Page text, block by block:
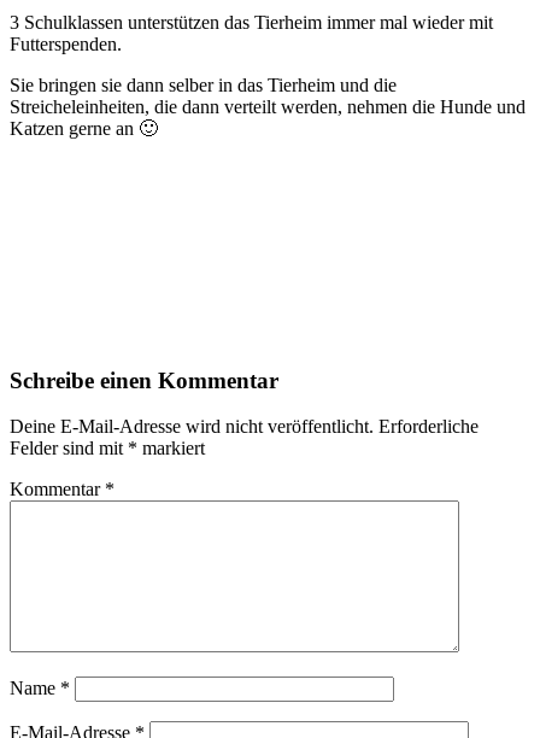
3 Schulklassen unterstützen das Tierheim immer mal wieder mit
Futterspenden.
Sie bringen sie dann selber in das Tierheim und die
Streicheleinheiten, die dann verteilt werden, nehmen die Hunde und
Katzen gerne an 🙂
Schreibe einen Kommentar
Deine E-Mail-Adresse wird nicht veröffentlicht. Erforderliche
Felder sind mit * markiert
Kommentar *
Name *
E-Mail-Adresse *